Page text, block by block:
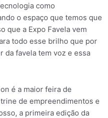
como
o espaço que temos que
que a Expo Favela vem
todo esse brilho que por
da favela tem voz e essa
é a maior feira de
de empreendimentos e
a primeira edição da